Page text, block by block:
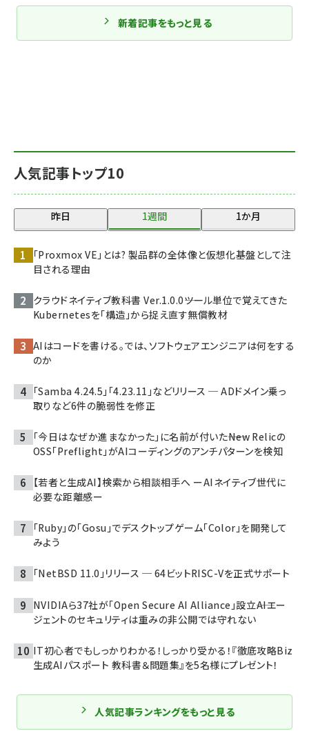
人気記事トップ10
昨日 1週間 1か月
「Proxmox VE」とは? 製品群の全体像と仮想化基盤として注
目される理由
クラウドネイティブ教科書 Ver.1.0.0――ツール単位で覚えてきた
Kubernetesを「構造」から捉え直す無償教材
AIはコードを書ける。では、ソフトウェアエンジニアは何をする
のか
「Samba 4.24.5」「4.23.11」などリリース ─ ADドメイン乗っ
取りなど6件の脆弱性を修正
「今日はなぜか進まなかった」に名前が付いた――New Relicの
OSS「Preflight」がAIコーディングのアンチパターンを検知
【若者と生成AI】検索から相談相手へ ーAIネイティブ世代に
必要な距離感ー
「Ruby」の「Gosu」でデスクトップゲーム「Color」を開発して
みよう
「NetBSD 11.0」リリース ─ 64ビットRISC-Vを正式サポート
NVIDIAら37社が「Open Secure AI Alliance」設立――AIエー
ジェントのセキュリティは重みの非公開では守れない
IT初心者でもしっかりわかる！しっかり受かる！『徹底攻略Biz
生成AIパスポート 教科書＆問題集』を5名様にプレゼント！
人気記事ランキングをもっと見る
新着記事をもっと見る